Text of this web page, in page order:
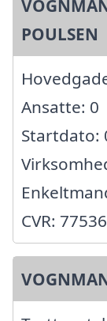
POULSEN
Ansatte: 0
Startdato:
CVR: